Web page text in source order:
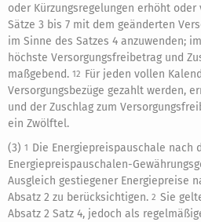
oder Kürzungsregelungen erhöht
Sätze 3 bis 7 mit dem geänderten
im Sinne des Satzes 4 anzuwenden;
höchste Versorgungsfreibetrag und
maßgebend. 12 Für jeden vollen
Versorgungsbezüge gezahlt werden,
und der Zuschlag zum
ein Zwölftel.
(3) 1
Die Energiepreispauschale nach
Energiepreispauschalen-
Ausgleich gestiegener Energiepreise
Absatz 2 zu berücksichtigen. 2 Sie
Absatz 2 Satz 4, jedoch als